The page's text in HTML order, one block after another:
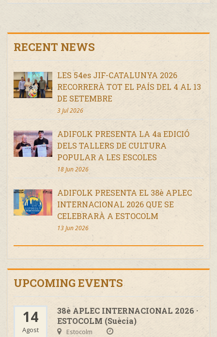
RECENT NEWS
LES 54es JIF-CATALUNYA 2026
RECORRERÀ TOT EL PAÍS DEL 4 AL 13
DE SETEMBRE
3 Jul 2026
ADIFOLK PRESENTA LA 4a EDICIÓ
DELS TALLERS DE CULTURA
POPULAR A LES ESCOLES
18 Jun 2026
ADIFOLK PRESENTA EL 38è APLEC
INTERNACIONAL 2026 QUE SE
CELEBRARÀ A ESTOCOLM
13 Jun 2026
UPCOMING EVENTS
14
Agost
38è APLEC INTERNACIONAL 2026 ·
ESTOCOLM (Suècia)
Estocolm